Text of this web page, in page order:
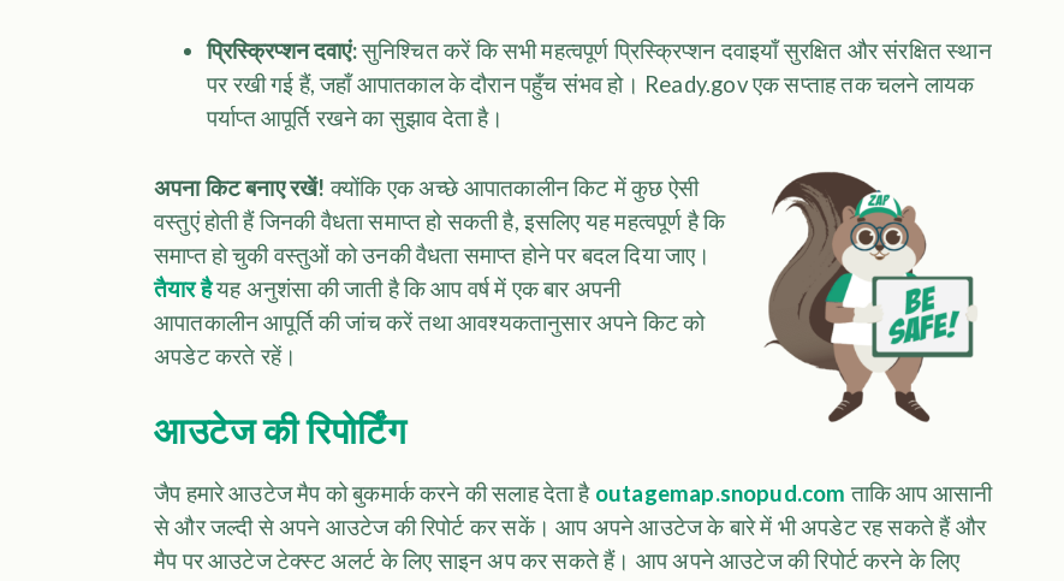
प्रिस्क्रिप्शन दवाएं:सुनिश्चित करें कि सभी महत्वपूर्ण प्रिस्क्रिप्शन दवाइयाँ सुरक्षित और संरक्षित स्थान
पर रखी गई हैं, जहाँ आपातकाल के दौरान पहुँच संभव हो। Ready.gov एक सप्ताह तक चलने लायक
पर्याप्त आपूर्ति रखने का सुझाव देता है।
अपना किट बनाए रखें! क्योंकि एक अच्छे आपातकालीन किट में कुछ ऐसी
वस्तुएं होती हैं जिनकी वैधता समाप्त हो सकती है, इसलिए यह महत्वपूर्ण है कि
समाप्त हो चुकी वस्तुओं को उनकी वैधता समाप्त होने पर बदल दिया जाए।
तैयार हैयह अनुशंसा की जाती है कि आप वर्ष में एक बार अपनी
आपातकालीन आपूर्ति की जांच करें तथा आवश्यकतानुसार अपने किट को
अपडेट करते रहें।
आउटेज की रिपोर्टिंग
जैप हमारे आउटेज मैप को बुकमार्क करने की सलाह देता है outagemap.snopud.com ताकि आप आसानी
से और जल्दी से अपने आउटेज की रिपोर्ट कर सकें। आप अपने आउटेज के बारे में भी अपडेट रह सकते हैं और
मैप पर आउटेज टेक्स्ट अलर्ट के लिए साइन अप कर सकते हैं। आप अपने आउटेज की रिपोर्ट करने के लिए